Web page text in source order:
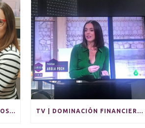
RADIO | JUGUETES ERÓTICOS: PLACER Y AUTOCONOCIMIENTO EN SOLITARIO Y PARA PAREJAS TV | DOMINACIÓN FINANCIERA: SUMISOS QUE OBTIENEN PLACER PAGANDO